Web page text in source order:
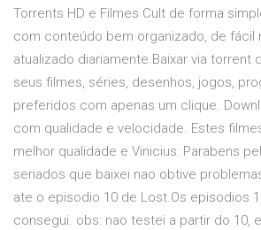
Torrents HD e Filmes Cult de forma
com conteúdo bem organizado, de fácil
atualizado diariamente.Baixar via torrent
seus filmes, séries, desenhos, jogos,
preferidos com apenas um clique.
com qualidade e velocidade. Estes
melhor qualidade e Vinicius: Parabens
seriados que baixei nao obtive
ate o episodio 10 de Lost.Os episodios
consegui. obs: nao testei a partir do 10,